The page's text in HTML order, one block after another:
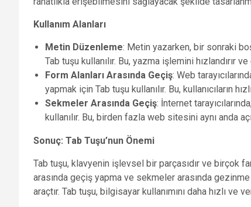
Kullanım Alanları
Metin Düzenleme: Metin yazarken, bir sonraki
Tab tuşu kullanılır. Bu, yazma işlemini hızlandırır
Form Alanları Arasında Geçiş: Web
yapmak için Tab tuşu kullanılır. Bu, kullanıcıların
Sekmeler Arasında Geçiş: İnternet
kullanılır. Bu, birden fazla web sitesini aynı anda
Sonuç: Tab Tuşu’nun Önemi
Tab tuşu, klavyenin işlevsel bir parçasıdır ve birçok
arasında geçiş yapma ve sekmeler arasında
araçtır. Tab tuşu, bilgisayar kullanımını daha hızlı